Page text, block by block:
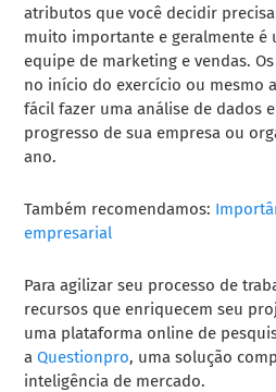
atributos que você decidir
muito importante e geralmente é
equipe de marketing e vendas.
no início do exercício ou mesmo
fácil fazer uma análise de dados
progresso de sua empresa ou
ano.
Também recomendamos:
empresarial
Para agilizar seu processo de
recursos que enriquecem seu
uma plataforma online de
a Questionpro, uma solução
inteligência de mercado.